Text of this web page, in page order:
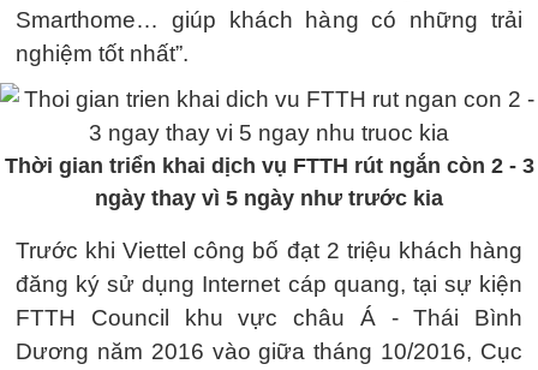
Smarthome… giúp khách hàng có những trải
nghiệm tốt nhất”.
Thời gian triển khai dịch vụ FTTH rút ngắn còn 2 - 3
ngày thay vì 5 ngày như trước kia
Trước khi Viettel công bố đạt 2 triệu khách hàng
đăng ký sử dụng Internet cáp quang, tại sự kiện
FTTH Council khu vực châu Á - Thái Bình
Dương năm 2016 vào giữa tháng 10/2016, Cục